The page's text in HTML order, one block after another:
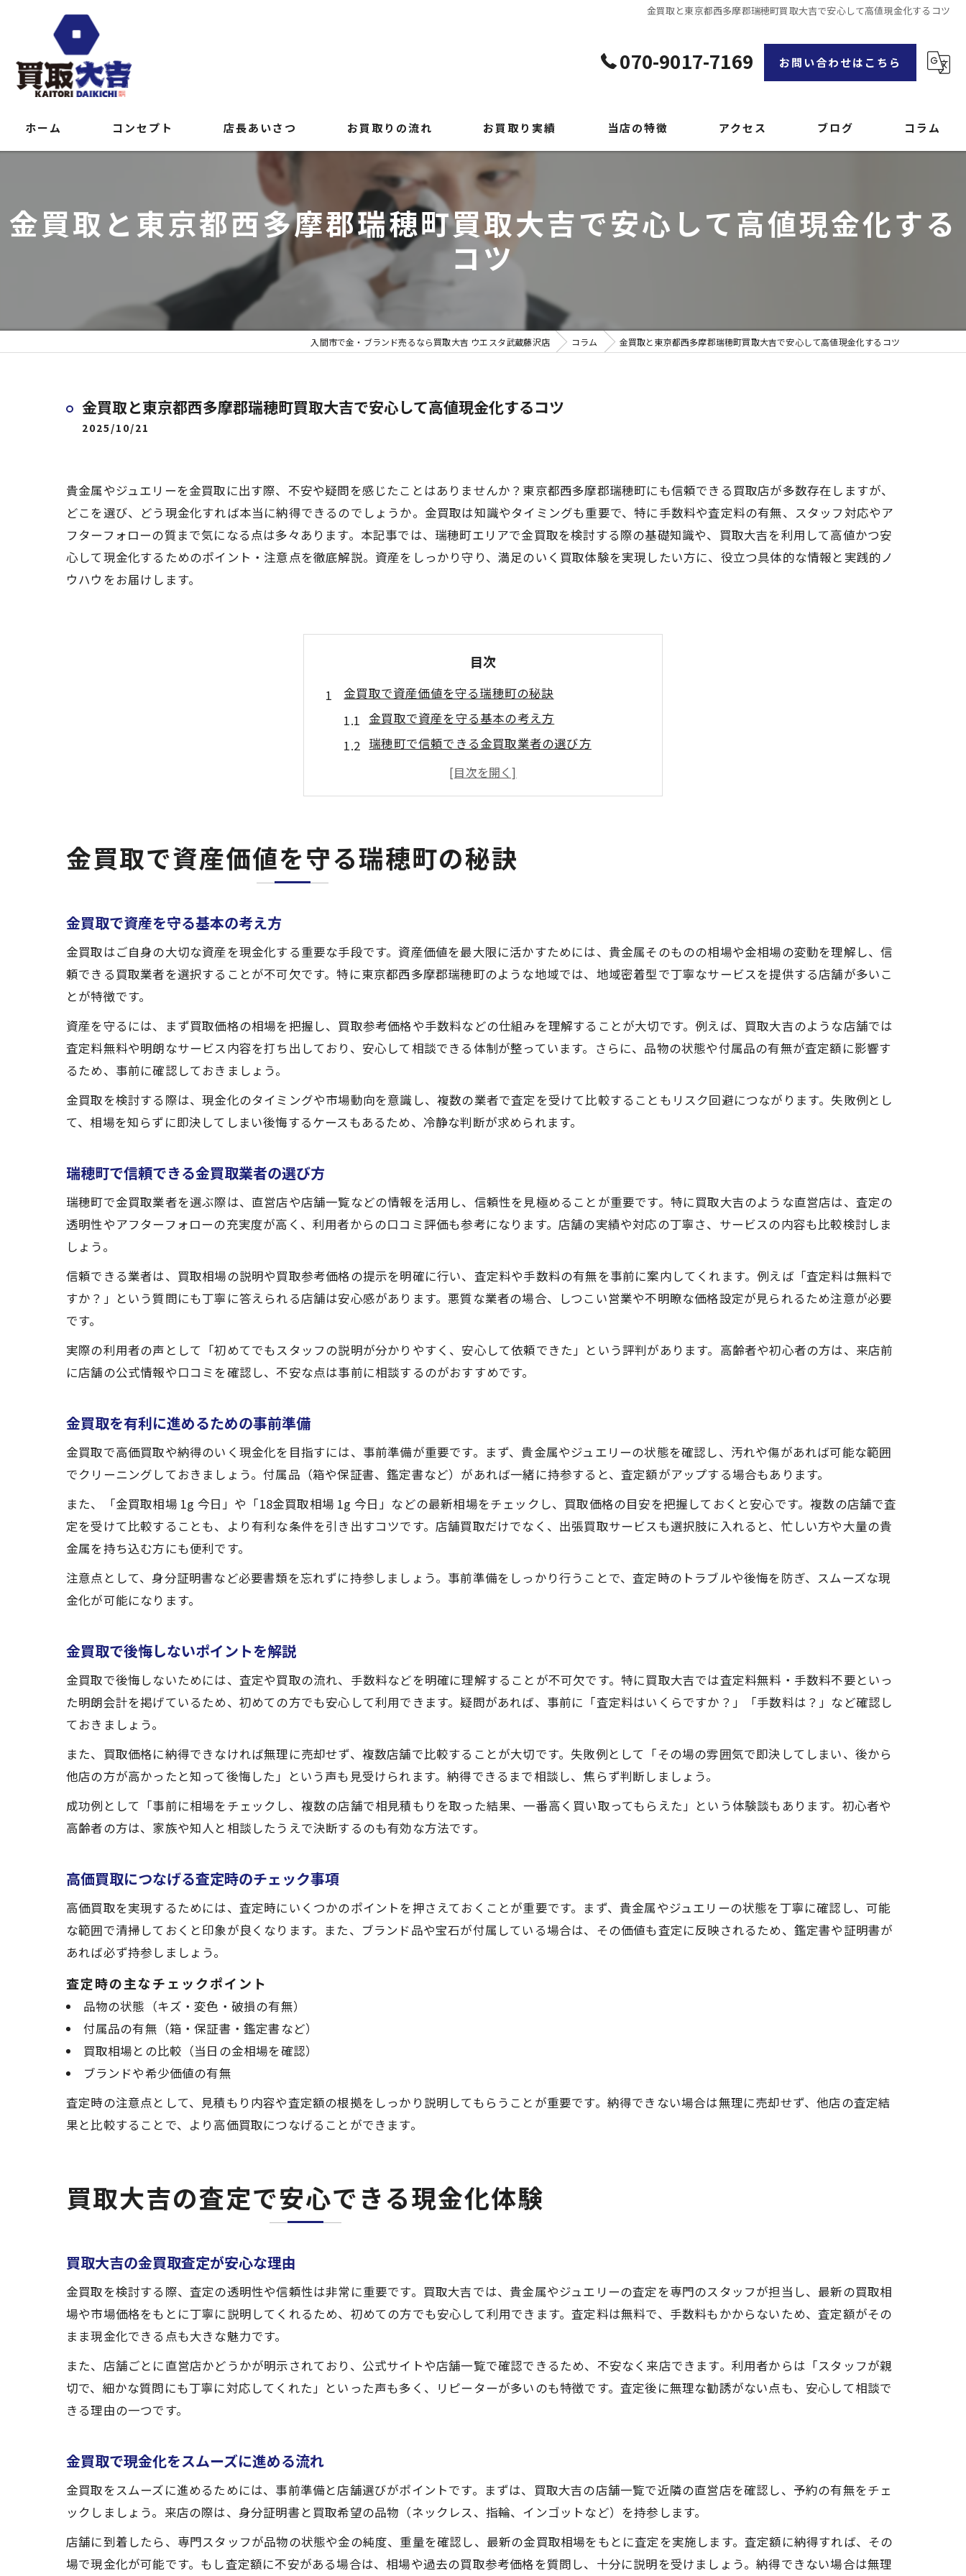
金買取と東京都西多摩郡瑞穂町買取大吉で安心して高値現金化するコツ
070-9017-7169 お問い合わせはこちら
ホーム コンセプト 店長あいさつ お買取りの流れ
よくある質問
お買取り実績 当店の特徴
ブランド品
不用品買取・遺品整理
アクセス ブログ コラム
金買取と東京都西多摩郡瑞穂町買取大吉で安心して高値現金化する
コツ
入間市で金・ブランド売るなら買取大吉 ウエスタ武蔵藤沢店 コラム 金買取と東京都西多摩郡瑞穂町買取大吉で安心して高値現金化するコツ
金買取と東京都西多摩郡瑞穂町買取大吉で安心して高値現金化するコツ
2025/10/21
貴金属やジュエリーを金買取に出す際、不安や疑問を感じたことはありませんか？東京都西多摩郡瑞穂町にも信頼できる買取店が多数存在しますが、
どこを選び、どう現金化すれば本当に納得できるのでしょうか。金買取は知識やタイミングも重要で、特に手数料や査定料の有無、スタッフ対応やア
フターフォローの質まで気になる点は多々あります。本記事では、瑞穂町エリアで金買取を検討する際の基礎知識や、買取大吉を利用して高値かつ安
心して現金化するためのポイント・注意点を徹底解説。資産をしっかり守り、満足のいく買取体験を実現したい方に、役立つ具体的な情報と実践的ノ
ウハウをお届けします。
目次
金買取で資産価値を守る瑞穂町の秘訣
金買取で資産を守る基本の考え方
瑞穂町で信頼できる金買取業者の選び方
金買取を有利に進めるための事前準備
金買取で後悔しないポイントを解説
買取大吉の査定で安心できる現金化体験
買取大吉の金買取査定が安心な理由
査定から金買取現金化までの具体的手順
金買取後のアフターフォローが充実する理由
金買取で押さえておきたい相場の基礎知識
高価買取のための金の種類と状態の見極め
知って得する金買取のタイミングとコツ
金買取でよくある疑問を専門家が解説
金買取で賢く売却するタイミングの見極め
相場を活用した高値売却のテクニック
金買取相場を把握した現金化の進め方
ジュエリーや貴金属の現金化がスムーズに進む方法
貴金属の状態別に有利な金買取の進め方
ジュエリーやブランド品も金買取で高く売るコツ
査定料不要のメリットを活用する金買取術
金買取で査定料不要が選ばれる理由
余計な費用なしで金買取を依頼する方法
査定料不要の金買取店を選ぶポイント
安心して利用できる金買取サービスの特徴
金買取で資産価値を守る瑞穂町の秘訣
金買取で資産を守る基本の考え方
金買取はご自身の大切な資産を現金化する重要な手段です。資産価値を最大限に活かすためには、貴金属そのものの相場や金相場の変動を理解し、信
頼できる買取業者を選択することが不可欠です。特に東京都西多摩郡瑞穂町のような地域では、地域密着型で丁寧なサービスを提供する店舗が多いこ
とが特徴です。
資産を守るには、まず買取価格の相場を把握し、買取参考価格や手数料などの仕組みを理解することが大切です。例えば、買取大吉のような店舗では
査定料無料や明朗なサービス内容を打ち出しており、安心して相談できる体制が整っています。さらに、品物の状態や付属品の有無が査定額に影響す
るため、事前に確認しておきましょう。
金買取を検討する際は、現金化のタイミングや市場動向を意識し、複数の業者で査定を受けて比較することもリスク回避につながります。失敗例とし
て、相場を知らずに即決してしまい後悔するケースもあるため、冷静な判断が求められます。
瑞穂町で信頼できる金買取業者の選び方
瑞穂町で金買取業者を選ぶ際は、直営店や店舗一覧などの情報を活用し、信頼性を見極めることが重要です。特に買取大吉のような直営店は、査定の
透明性やアフターフォローの充実度が高く、利用者からの口コミ評価も参考になります。店舗の実績や対応の丁寧さ、サービスの内容も比較検討しま
しょう。
信頼できる業者は、買取相場の説明や買取参考価格の提示を明確に行い、査定料や手数料の有無を事前に案内してくれます。例えば「査定料は無料で
すか？」という質問にも丁寧に答えられる店舗は安心感があります。悪質な業者の場合、しつこい営業や不明瞭な価格設定が見られるため注意が必要
です。
実際の利用者の声として「初めてでもスタッフの説明が分かりやすく、安心して依頼できた」という評判があります。高齢者や初心者の方は、来店前
に店舗の公式情報や口コミを確認し、不安な点は事前に相談するのがおすすめです。
金買取を有利に進めるための事前準備
金買取で高価買取や納得のいく現金化を目指すには、事前準備が重要です。まず、貴金属やジュエリーの状態を確認し、汚れや傷があれば可能な範囲
でクリーニングしておきましょう。付属品（箱や保証書、鑑定書など）があれば一緒に持参すると、査定額がアップする場合もあります。
また、「金買取相場 1g 今日」や「18金買取相場 1g 今日」などの最新相場をチェックし、買取価格の目安を把握しておくと安心です。複数の店舗で査
定を受けて比較することも、より有利な条件を引き出すコツです。店舗買取だけでなく、出張買取サービスも選択肢に入れると、忙しい方や大量の貴
金属を持ち込む方にも便利です。
注意点として、身分証明書など必要書類を忘れずに持参しましょう。事前準備をしっかり行うことで、査定時のトラブルや後悔を防ぎ、スムーズな現
金化が可能になります。
金買取で後悔しないポイントを解説
金買取で後悔しないためには、査定や買取の流れ、手数料などを明確に理解することが不可欠です。特に買取大吉では査定料無料・手数料不要といっ
た明朗会計を掲げているため、初めての方でも安心して利用できます。疑問があれば、事前に「査定料はいくらですか？」「手数料は？」など確認し
ておきましょう。
また、買取価格に納得できなければ無理に売却せず、複数店舗で比較することが大切です。失敗例として「その場の雰囲気で即決してしまい、後から
他店の方が高かったと知って後悔した」という声も見受けられます。納得できるまで相談し、焦らず判断しましょう。
成功例として「事前に相場をチェックし、複数の店舗で相見積もりを取った結果、一番高く買い取ってもらえた」という体験談もあります。初心者や
高齢者の方は、家族や知人と相談したうえで決断するのも有効な方法です。
高価買取につなげる査定時のチェック事項
高価買取を実現するためには、査定時にいくつかのポイントを押さえておくことが重要です。まず、貴金属やジュエリーの状態を丁寧に確認し、可能
な範囲で清掃しておくと印象が良くなります。また、ブランド品や宝石が付属している場合は、その価値も査定に反映されるため、鑑定書や証明書が
あれば必ず持参しましょう。
査定時の主なチェックポイント
品物の状態（キズ・変色・破損の有無）
付属品の有無（箱・保証書・鑑定書など）
買取相場との比較（当日の金相場を確認）
ブランドや希少価値の有無
査定時の注意点として、見積もり内容や査定額の根拠をしっかり説明してもらうことが重要です。納得できない場合は無理に売却せず、他店の査定結
果と比較することで、より高価買取につなげることができます。
買取大吉の査定で安心できる現金化体験
買取大吉の金買取査定が安心な理由
金買取を検討する際、査定の透明性や信頼性は非常に重要です。買取大吉では、貴金属やジュエリーの査定を専門のスタッフが担当し、最新の買取相
場や市場価格をもとに丁寧に説明してくれるため、初めての方でも安心して利用できます。査定料は無料で、手数料もかからないため、査定額がその
まま現金化できる点も大きな魅力です。
また、店舗ごとに直営店かどうかが明示されており、公式サイトや店舗一覧で確認できるため、不安なく来店できます。利用者からは「スタッフが親
切で、細かな質問にも丁寧に対応してくれた」といった声も多く、リピーターが多いのも特徴です。査定後に無理な勧誘がない点も、安心して相談で
きる理由の一つです。
金買取で現金化をスムーズに進める流れ
金買取をスムーズに進めるためには、事前準備と店舗選びがポイントです。まずは、買取大吉の店舗一覧で近隣の直営店を確認し、予約の有無をチェ
ックしましょう。来店の際は、身分証明書と買取希望の品物（ネックレス、指輪、インゴットなど）を持参します。
店舗に到着したら、専門スタッフが品物の状態や金の純度、重量を確認し、最新の金買取相場をもとに査定を実施します。査定額に納得すれば、その
場で現金化が可能です。もし査定額に不安がある場合は、相場や過去の買取参考価格を質問し、十分に説明を受けましょう。納得できない場合は無理